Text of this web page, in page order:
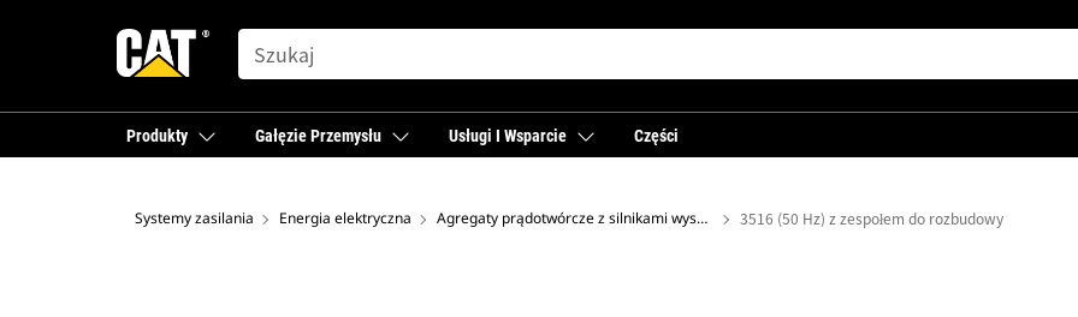
SEARCH
Produkty Gałęzie Przemysłu Usługi I Wsparcie Części
Systemy zasilania Energia elektryczna Agregaty prądotwórcze z silnikami wysokoprężnymi 3516 (50 Hz) z zespołem do rozbudowy